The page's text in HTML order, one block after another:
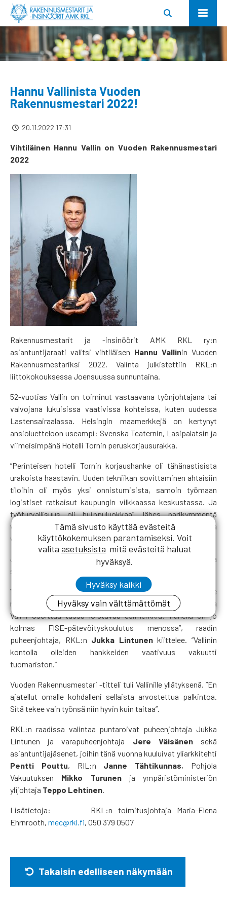
Hannu Vallinista Vuoden
Rakennusmestari 2022!
20.11.2022 17:31
Vihtiläinen Hannu Vallin on Vuoden Rakennusmestari
2022
Rakennusmestarit ja -insinöörit AMK RKL ry:n
asiantuntijaraati valitsi vihtiläisen Hannu Vallinin Vuoden
Rakennusmestariksi 2022. Valinta julkistettiin RKL:n
liittokokouksessa Joensuussa sunnuntaina.
52-vuotias Vallin on toiminut vastaavana työnjohtajana tai
valvojana lukuisissa vaativissa kohteissa, kuten uudessa
Lastensairaalassa. Helsingin maamerkkejä on kertynyt
ansioluetteloon useampi: Svenska Teaternin, Lasipalatsin ja
viimeisimpänä Hotelli Tornin peruskorjausurakka.
”Perinteisen hotelli Tornin korjaushanke oli tähänastisista
urakoista haastavin. Uuden tekniikan sovittaminen ahtaisiin
tiloihin oli myös yksi onnistumisista, samoin työmaan
logistiset ratkaisut kaupungin vilkkaassa keskustassa. Ja
työturvallisuus oli huippuluokkaa”, lähes parikymmentä
vuotta Haahtelan leivissä rakennuttajakonsulttina ja
valvojana viihtynyt Vallin toteaa.
Jatkuvaan itsensä kouluttamiseen innostunut Vallin on aina
suoriutunut myös opinnoissaan kiitettävästi.
”Oman ammattitaidon kehittäminen on meille
rakennusmestareille todella tärkeää, oikea sydämen asia, ja
Vallin osoittaa tässä loistavaa esimerkkiä: hänellä on jo
kolmas FISE-pätevöityskoulutus menossa”, raadin
puheenjohtaja, RKL:n Jukka Lintunenkiittelee. ”Vallinin
kontolla olleiden hankkeiden vaativuus vakuutti
tuomariston.”
Vuoden Rakennusmestari -titteli tuli Vallinille yllätyksenä. ”En
ajatellut omalle kohdalleni sellaista arvostettua palkintoa.
Sitä tekee vain työnsä niin hyvin kuin taitaa”.
RKL:n raadissa valintaa puntaroivat puheenjohtaja Jukka
Lintunen ja varapuheenjohtaja Jere Väisänensekä
asiantuntijajäsenet, joihin tänä vuonna kuuluivat yliarkkitehti
Pentti Pouttu, RIL:n Janne Tähtikunnas, Pohjola
Vakuutuksen Mikko Turunenja ympäristöministeriön
ylijohtaja Teppo Lehtinen.
Lisätietoja: RKL:n toimitusjohtaja Maria-Elena
Ehrnrooth, mec@rkl.fi, 050 379 0507
Takaisin edelliseen näkymään
Tämä sivusto käyttää evästeitä
käyttökokemuksen parantamiseksi. Voit
valita asetuksista mitä evästeitä haluat
hyväksyä.
Hyväksy kaikki
Hyväksy vain välttämättömät